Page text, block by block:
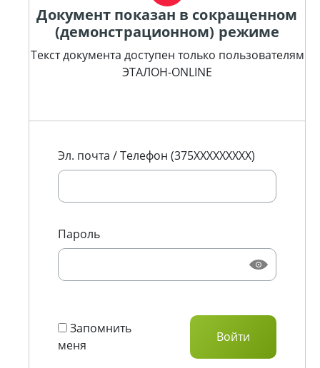
Документ показан в сокращенном
(демонстрационном) режиме
Текст документа доступен только пользователям
ЭТАЛОН-ONLINE
Эл. почта / Телефон (375XXXXXXXXX)
Пароль
Запомнить
меня